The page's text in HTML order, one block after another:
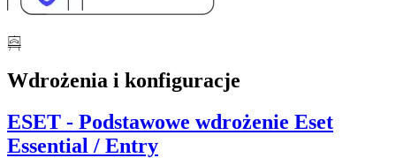
Wdrożenia i konfiguracje
ESET - Podstawowe wdrożenie Eset
Essential / Entry